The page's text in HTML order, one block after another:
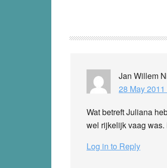
Interactions
Jan Willem
28 May 2011
Wat betreft Juliana
wel rijkelijk vaag
Log in to Reply